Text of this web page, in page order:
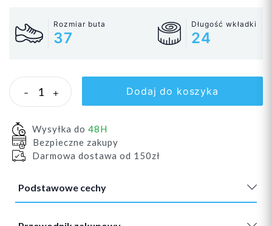
Rozmiar buta
37
Długość wkładki
24
- + Dodaj do koszyka
Wysyłka do 48H
Bezpieczne zakupy
Darmowa dostawa od 150zł
Podstawowe cechy